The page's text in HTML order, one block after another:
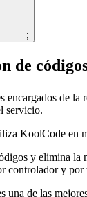
;
de
encargados de
servicio.
KoolCode en
y elimina la
controlador y
de las